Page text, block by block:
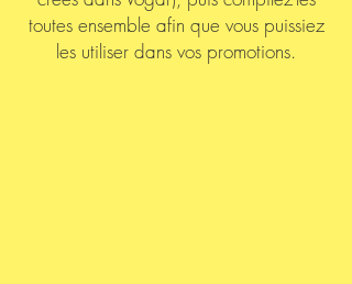
toutes ensemble afin que vous puissiez
les utiliser dans vos promotions.